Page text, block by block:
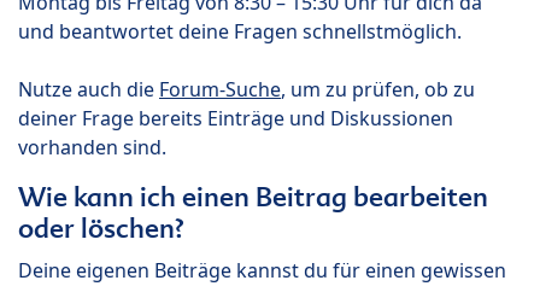
und beantwortet deine Fragen schnellstmöglich.
Nutze auch die Forum-Suche, um zu prüfen, ob zu
deiner Frage bereits Einträge und Diskussionen
vorhanden sind.
Wie kann ich einen Beitrag bearbeiten
oder löschen?
Deine eigenen Beiträge kannst du für einen gewissen